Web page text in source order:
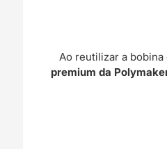
Ao reutilizar a
premium da